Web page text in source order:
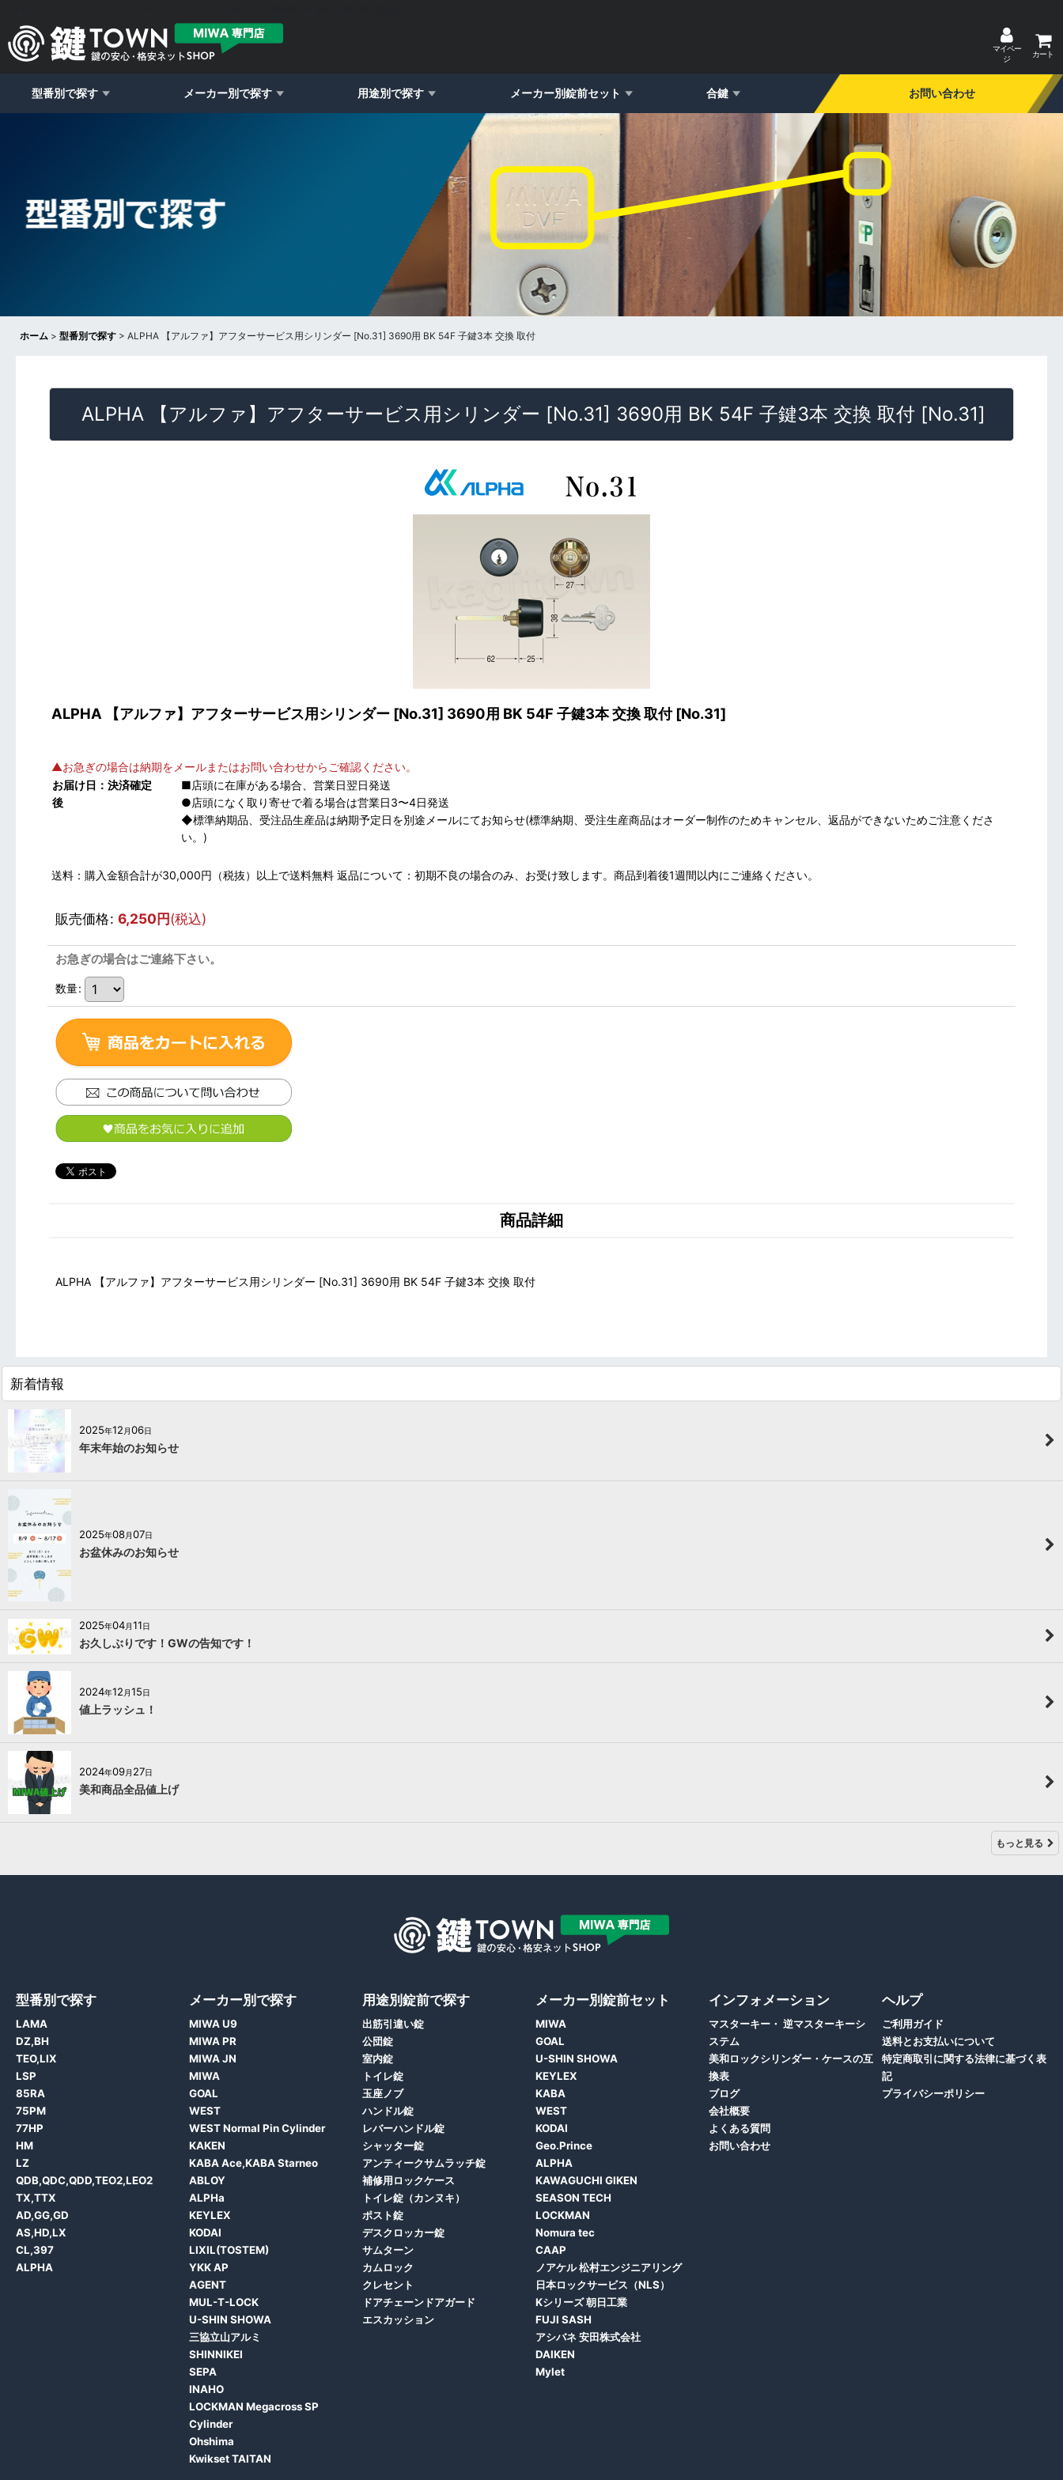
マイペー
ジ
カート
型番別で探す メーカー別で探す 用途別で探す メーカー別錠前セット 合鍵 お問い合わせ
ホーム > 型番別で探す > ALPHA 【アルファ】アフターサービス用シリンダー [No.31] 3690用 BK 54F 子鍵3本 交換 取付
ALPHA 【アルファ】アフターサービス用シリンダー [No.31] 3690用 BK 54F 子鍵3本 交換 取付 [No.31]
ALPHA 【アルファ】アフターサービス用シリンダー [No.31] 3690用 BK 54F 子鍵3本 交換 取付 [No.31]
▲お急ぎの場合は納期をメールまたはお問い合わせからご確認ください。
お届け日：決済確定
後
■店頭に在庫がある場合、営業日翌日発送
●店頭になく取り寄せで着る場合は営業日3〜4日発送
◆標準納期品、受注品生産品は納期予定日を別途メールにてお知らせ(標準納期、受注生産商品はオーダー制作のためキャンセル、返品ができないためご注意くださ
い。)
送料：購入金額合計が30,000円（税抜）以上で送料無料 返品について：初期不良の場合のみ、お受け致します。商品到着後1週間以内にご連絡ください。
販売価格: 6,250円(税込)
お急ぎの場合はご連絡下さい。
数量:
商品詳細
ALPHA 【アルファ】アフターサービス用シリンダー [No.31] 3690用 BK 54F 子鍵3本 交換 取付
新着情報
2025年12 月06日
年末年始のお知らせ
2025年08月07日
お盆休みのお知らせ
2025年04月11日
お久しぶりです！GWの告知です！
2024年12 月15日
値上ラッシュ！
2024年09月 27日
美和商品全品値上げ
もっと見る
型番別で探す
LAMA
DZ,BH
TEO,LIX
LSP
85RA
75PM
77HP
HM
LZ
QDB,QDC,QDD,TEO2,LEO2
TX,TTX
AD,GG,GD
AS,HD,LX
CL,397
ALPHA
メーカー別で探す
MIWA U9
MIWA PR
MIWA JN
MIWA
GOAL
WEST
WEST Normal Pin Cylinder
KAKEN
KABA Ace,KABA Starneo
ABLOY
ALPHa
KEYLEX
KODAI
LIXIL(TOSTEM)
YKK AP
AGENT
MUL-T-LOCK
U-SHIN SHOWA
三協立山アルミ
SHINNIKEI
SEPA
INAHO
LOCKMAN Megacross SP
Cylinder
Ohshima
Kwikset TAITAN
用途別錠前で探す
出筋引違い錠
公団錠
室内錠
トイレ錠
玉座ノブ
ハンドル錠
レバーハンドル錠
シャッター錠
アンティークサムラッチ錠
補修用ロックケース
トイレ錠（カンヌキ）
ポスト錠
デスクロッカー錠
サムターン
カムロック
クレセント
ドアチェーンドアガード
エスカッション
メーカー別錠前セット
MIWA
GOAL
U-SHIN SHOWA
KEYLEX
KABA
WEST
KODAI
Geo.Prince
ALPHA
KAWAGUCHI GIKEN
SEASON TECH
LOCKMAN
Nomura tec
CAAP
ノアケル 松村エンジニアリング
日本ロックサービス（NLS）
Kシリーズ 朝日工業
FUJI SASH
アシバネ 安田株式会社
DAIKEN
Mylet
インフォメーション
マスターキー・ 逆マスターキーシ
ステム
美和ロックシリンダー・ケースの互
換表
ブログ
会社概要
よくある質問
お問い合わせ
ヘルプ
ご利用ガイド
送料とお支払いについて
特定商取引に関する法律に基づく表
記
プライバシーポリシー